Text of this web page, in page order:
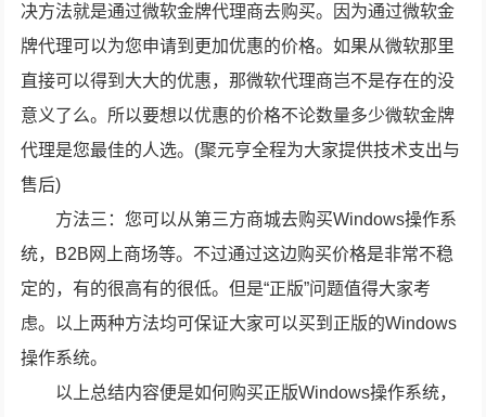
决方法就是通过微软金牌代理商去购买。因为通过微软金
牌代理可以为您申请到更加优惠的价格。如果从微软那里
直接可以得到大大的优惠，那微软代理商岂不是存在的没
意义了么。所以要想以优惠的价格不论数量多少微软金牌
代理是您最佳的人选。(聚元亨全程为大家提供技术支出与
售后)
方法三：您可以从第三方商城去购买Windows操作系
统，B2B网上商场等。不过通过这边购买价格是非常不稳
定的，有的很高有的很低。但是“正版”问题值得大家考
虑。以上两种方法均可保证大家可以买到正版的Windows
操作系统。
以上总结内容便是如何购买正版Windows操作系统，